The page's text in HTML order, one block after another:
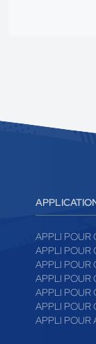
APPLI POUR
APPLI POUR
APPLI POUR
APPLI POUR
APPLI POUR
APPLI POUR
APPLI POUR